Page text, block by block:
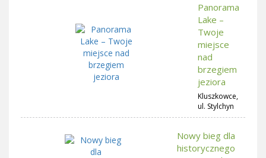
Panorama
Lake –
Twoje
miejsce
nad
brzegiem
jeziora
Kluszkowce,
ul. Stylchyn
Nowy bieg dla
historycznego